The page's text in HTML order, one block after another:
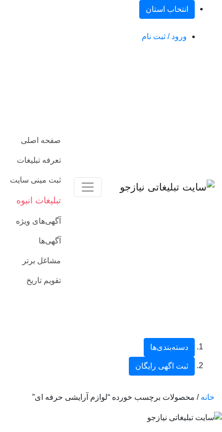
انتخاب استان
ورود / ثبت نام
صفحه اصلی
تعرفه تبلیغات
ثبت مینی سایت
تبلیغات انبوه
آگهی‌های ویژه
آگهی‌ها
مشاغل برتر
تقویم تاریخ
دسته‌بندی‌ها
ثبت اگهی رایگان
خانه / محصولات برچسب خورده “لوازم آرایشی حرفه ای”